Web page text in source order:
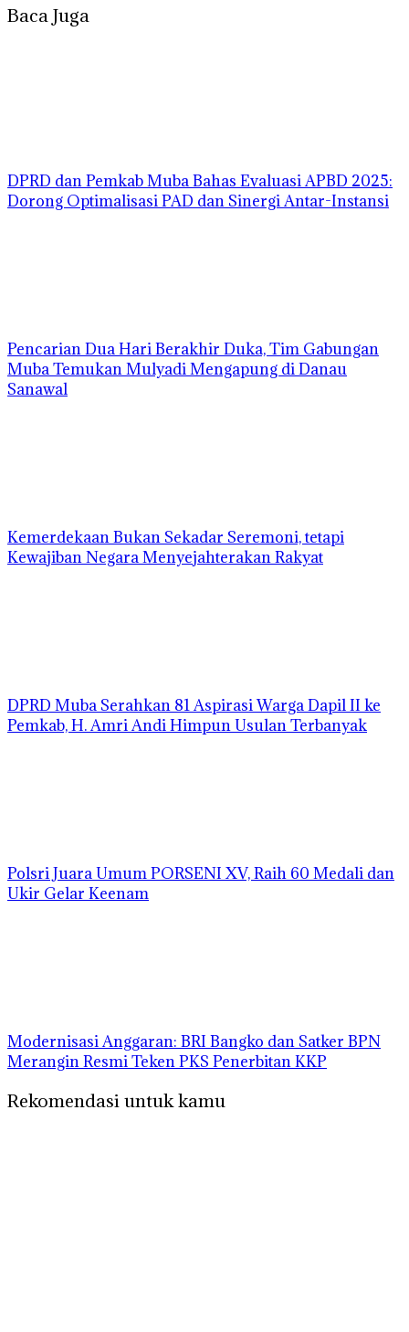
Baca Juga
DPRD dan Pemkab Muba Bahas Evaluasi APBD 2025:
Dorong Optimalisasi PAD dan Sinergi Antar-Instansi
Pencarian Dua Hari Berakhir Duka, Tim Gabungan
Muba Temukan Mulyadi Mengapung di Danau
Sanawal
Kemerdekaan Bukan Sekadar Seremoni, tetapi
Kewajiban Negara Menyejahterakan Rakyat
DPRD Muba Serahkan 81 Aspirasi Warga Dapil II ke
Pemkab, H. Amri Andi Himpun Usulan Terbanyak
Polsri Juara Umum PORSENI XV, Raih 60 Medali dan
Ukir Gelar Keenam
Modernisasi Anggaran: BRI Bangko dan Satker BPN
Merangin Resmi Teken PKS Penerbitan KKP
Rekomendasi untuk kamu